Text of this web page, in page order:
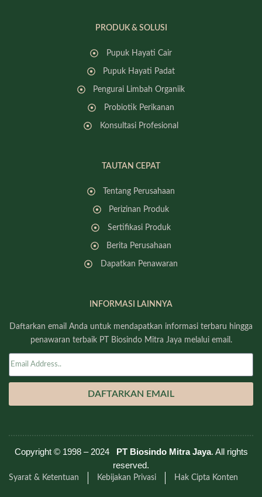
PRODUK & SOLUSI
Pupuk Hayati Cair
Pupuk Hayati Padat
Pengurai Limbah Organiik
Probiotik Perikanan
Konsultasi Profesional
TAUTAN CEPAT
Tentang Perusahaan
Perizinan Produk
Sertifikasi Produk
Berita Perusahaan
Dapatkan Penawaran
INFORMASI LAINNYA
Daftarkan email Anda untuk mendapatkan informasi terbaru hingga
penawaran terbaik PT Biosindo Mitra Jaya melalui email.
DAFTARKAN EMAIL
Copyright © 1998 – 2024 PT Biosindo Mitra Jaya. All rights
reserved.
Syarat & Ketentuan Kebijakan Privasi Hak Cipta Konten